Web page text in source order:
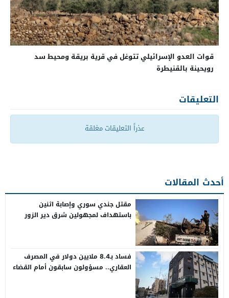
قوات العدو الإسرائيلي تتوغل في قرية بريقة ومحيط سد
رويحينة بالقنيطرة
التعليقات
عذراً التعليقات مغلقة
أحدث المقالات
مقتل جندي سوري وإصابة اثنين
باستهداف لمجهولين شرق دير الزور
فساد بـ8.4 ملايين دولار في المصرف
العقاري.. مسؤولون سابقون أمام القضاء